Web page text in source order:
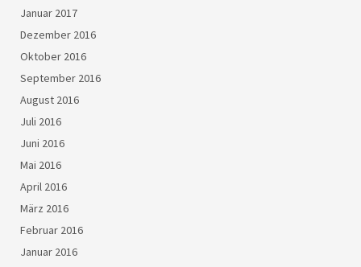
Januar 2017
Dezember 2016
Oktober 2016
September 2016
August 2016
Juli 2016
Juni 2016
Mai 2016
April 2016
März 2016
Februar 2016
Januar 2016